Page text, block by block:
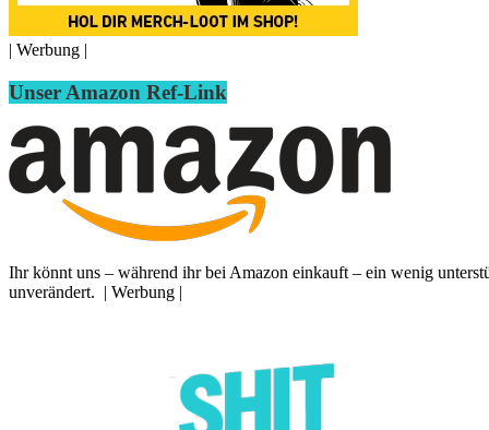
| Werbung |
Unser Amazon Ref-Link
Ihr könnt uns – während ihr bei Amazon einkauft – ein wenig
unverändert. | Werbung |